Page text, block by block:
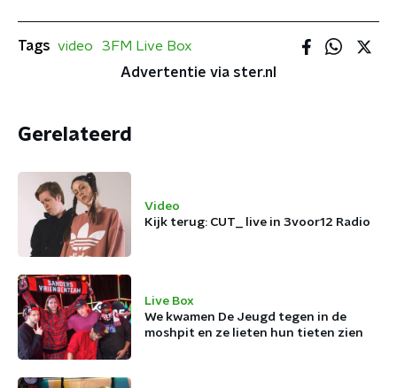
Tags video
3FM Live Box
Advertentie via ster.nl
Gerelateerd
Video
Kijk terug: CUT_ live in 3voor12 Radio
Live Box
We kwamen De Jeugd tegen in de
moshpit en ze lieten hun tieten zien